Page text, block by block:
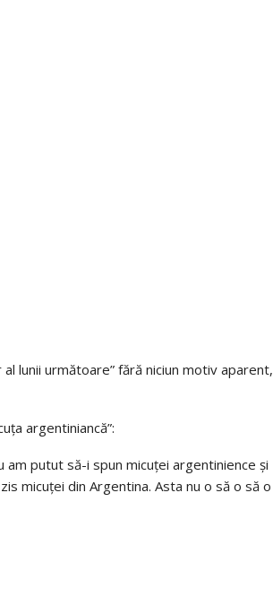
lunii următoare” fără niciun motiv aparent,
argentiniancă”:
am putut să-i spun micuței argentinience și
micuței din Argentina. Asta nu o să o să o